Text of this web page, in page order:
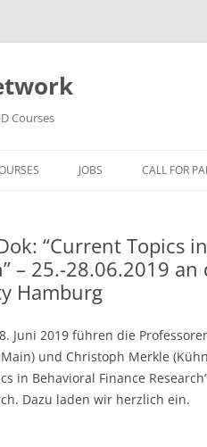
Courses
GESIS
GIGA HAMBURG
HWWI
JOBS CALL FOR
“Current Topics
– 25.-28.06.2019
Hamburg
Juni 2019 führen die
und Christoph Merkle
in Behavioral Finance
Dazu laden wir herzlich ein.